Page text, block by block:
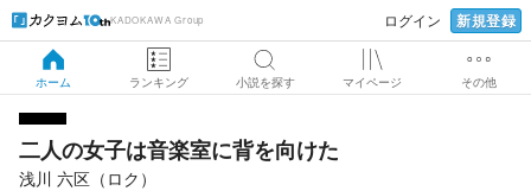
KADOKAWA Group ログイン 新規登録
ホーム ランキング 小説を探す マイページ その他
二人の女子は音楽室に背を向けた
浅川 六区（ロク）